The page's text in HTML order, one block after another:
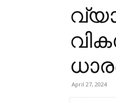
April 27, 2024